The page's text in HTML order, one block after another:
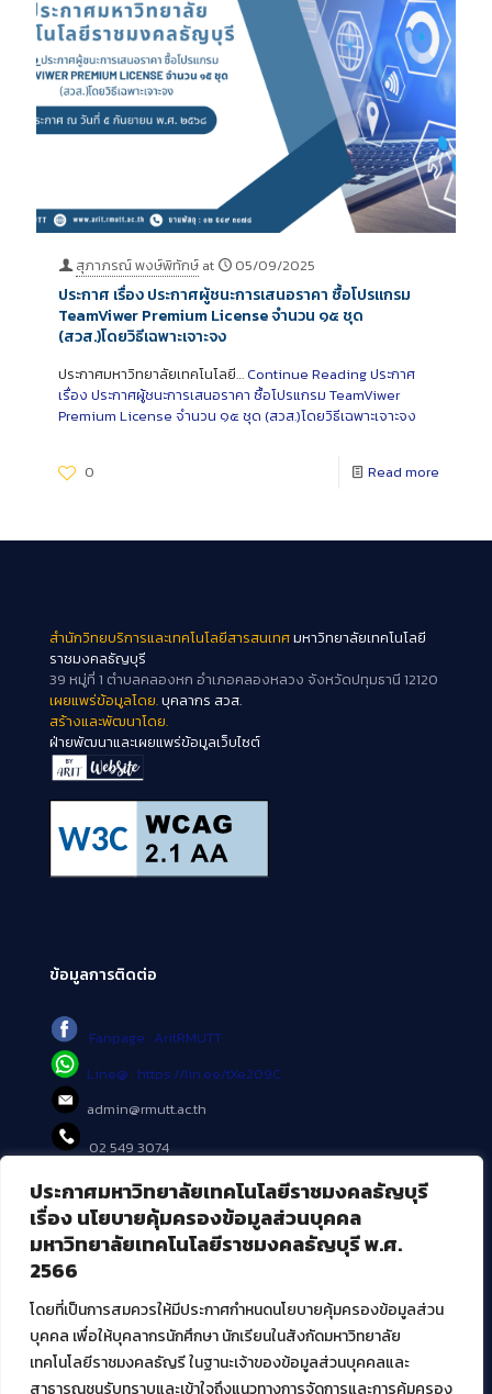
ประกาศมหาวิทยาลัยเทคโนโลยีราชมงคลธัญบุรี
เรื่อง นโยบายคุ้มครองข้อมูลส่วนบุคคล
มหาวิทยาลัยเทคโนโลยีราชมงคลธัญบุรี พ.ศ.
2566
โดยที่เป็นการสมควรให้มีประกาศกำหนดนโยบายคุ้มครองข้อมูลส่วน
บุคคล เพื่อให้บุคลากรนักศึกษา นักเรียนในสังกัดมหาวิทยาลัย
เทคโนโลยีราชมงคลธัญรี ในฐานะเจ้าของข้อมูลส่วนบุคคลและ
สาธารณชนรับทราบและเข้าใจถึงแนวทางการจัดการและการคุ้มครอง
สุภาภรณ์ พงษ์พิทักษ์ at 05/09/2025
ประกาศ เรื่อง ประกาศผู้ชนะการเสนอราคา ซื้อโปรแกรม
TeamViwer Premium License จำนวน ๑๕ ชุด
(สวส.)โดยวิธีเฉพาะเจาะจง
ประกาศมหาวิทยาลัยเทคโนโลยี… Continue Readingประกาศ
เรื่อง ประกาศผู้ชนะการเสนอราคา ซื้อโปรแกรม TeamViwer
Premium License จำนวน ๑๕ ชุด (สวส.)โดยวิธีเฉพาะเจาะจง
0 Read more
สำนักวิทยบริการและเทคโนโลยีสารสนเทศมหาวิทยาลัยเทคโนโลยี
ราชมงคลธัญบุรี
39 หมู่ที่ 1 ตำบลคลองหก อำเภอคลองหลวง จังหวัดปทุมธานี 12120
เผยแพร่ข้อมูลโดย.บุคลากร สวส.
สร้างและพัฒนาโดย.
ฝ่ายพัฒนาและเผยแพร่ข้อมูลเว็บไซต์
ข้อมูลการติดต่อ
Fanpage : AritRMUTT
Line@ : https://lin.ee/tXe209C
admin@rmutt.ac.th
02 549 3074
บริการอื่นๆ ของ สวส.
ศูนย์สื่อดิจิทัล
ศูนย์นวัตกรรมและความรู้
สมัยใหม่ (MoSeC)